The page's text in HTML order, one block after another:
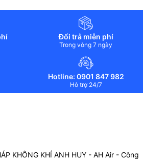
Đổi trả miễn phí
Trong vòng 7 ngày
Hotline: 0901 847 982
Hỗ trợ 24/7
KHÔNG KHÍ ANH HUY - AH Air - Công